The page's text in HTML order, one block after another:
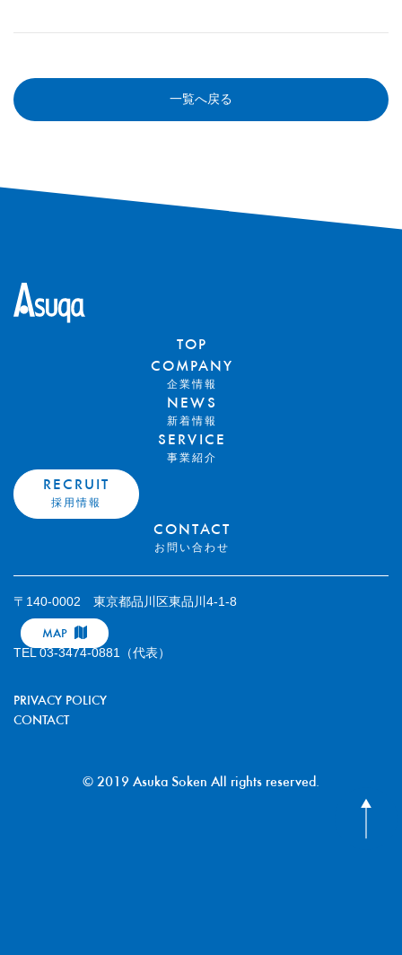
一覧へ戻る
TOP
COMPANY
企業情報
NEWS
新着情報
SERVICE
事業紹介
RECRUIT
採用情報
CONTACT
お問い合わせ
〒140-0002 東京都品川区東品川4-1-8
MAP
TEL 03-3474-0881（代表）
PRIVACY POLICY
CONTACT
© 2019 Asuka Soken All rights reserved.